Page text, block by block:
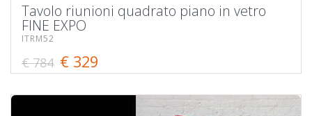
Tavolo riunioni quadrato piano in vetro
FINE EXPO
ITRM52
€ 784 € 329